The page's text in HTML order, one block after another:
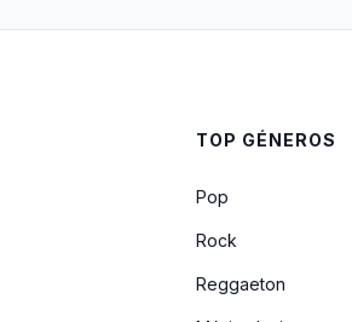
TOP GÉNEROS
Pop
Rock
Reggaeton